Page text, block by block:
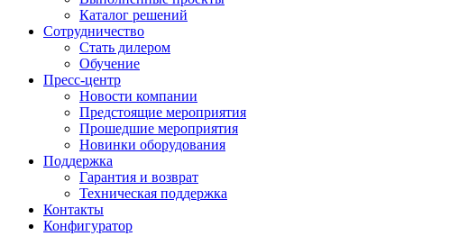
Каталог решений
Сотрудничество
Стать дилером
Обучение
Пресс-центр
Новости компании
Предстоящие мероприятия
Прошедшие мероприятия
Новинки оборудования
Поддержка
Гарантия и возврат
Техническая поддержка
Контакты
Конфигуратор